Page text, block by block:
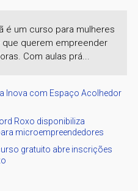
é um curso para mulheres
querem empreender
Com aulas prá...
Inova com Espaço Acolhedor
Roxo disponibiliza
microempreendedores
gratuito abre inscrições